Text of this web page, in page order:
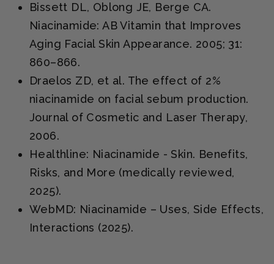
Bissett DL, Oblong JE, Berge CA.
Niacinamide: AB Vitamin that Improves
Aging Facial Skin Appearance. 2005; 31:
860–866.
Draelos ZD, et al. The effect of 2%
niacinamide on facial sebum production.
Journal of Cosmetic and Laser Therapy,
2006.
Healthline: Niacinamide - Skin. Benefits,
Risks, and More (medically reviewed,
2025).
WebMD: Niacinamide – Uses, Side Effects,
Interactions (2025).